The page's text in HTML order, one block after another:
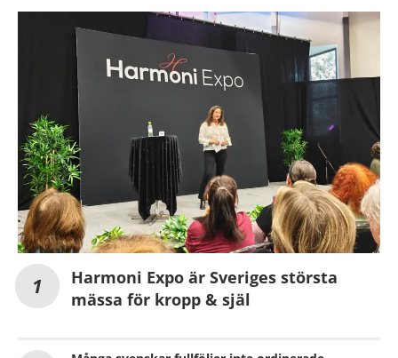
Harmoni Expo är Sveriges största
mässa för kropp & själ